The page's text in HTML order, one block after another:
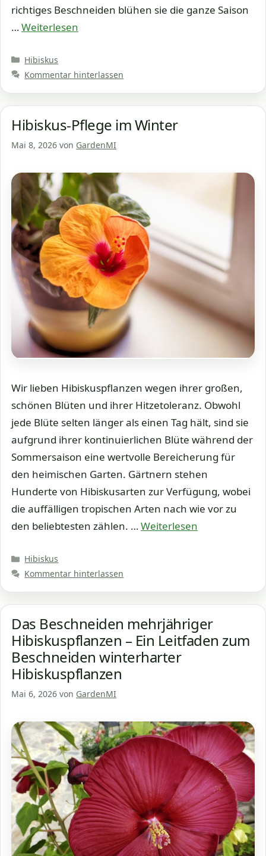
richtiges Beschneiden blühen sie die ganze Saison
…Weiterlesen
Kategorien
Hibiskus
Kommentar hinterlassen
Hibiskus-Pflege im Winter
Mai 8, 2026 von GardenMI
Wir lieben Hibiskuspflanzen wegen ihrer großen,
schönen Blüten und ihrer Hitzetoleranz. Obwohl
jede Blüte selten länger als einen Tag hält, sind sie
aufgrund ihrer kontinuierlichen Blüte während der
Sommersaison eine wertvolle Bereicherung für
den heimischen Garten. Gärtnern stehen
Hunderte von Hibiskusarten zur Verfügung, wobei
die auffälligen tropischen Arten nach wie vor zu
den beliebtesten zählen. …Weiterlesen
Kategorien
Hibiskus
Kommentar hinterlassen
Das Beschneiden mehrjähriger
Hibiskuspflanzen – Ein Leitfaden zum
Beschneiden winterharter
Hibiskuspflanzen
Mai 6, 2026 von GardenMI